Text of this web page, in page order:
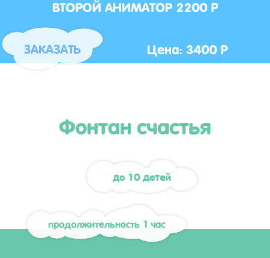
ВТОРОЙ АНИМАТОР 2200 Р
ЗАКАЗАТЬ Цена: 3400 Р
Фонтан счастья
до 10 детей
продолжительность 1 час